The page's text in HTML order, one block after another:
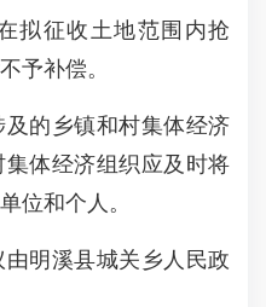
征收土地范围内抢
予补偿。
的乡镇和村集体经济
体经济组织应及时将
位和个人。
明溪县城关乡人民政